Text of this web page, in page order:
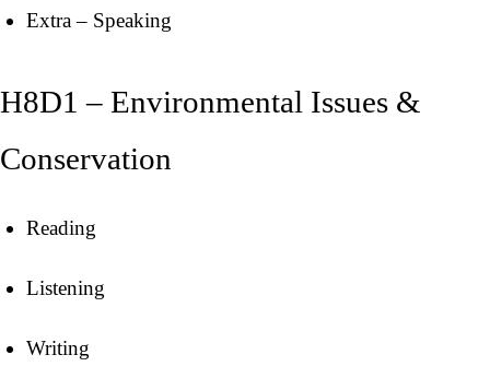
Extra – Speaking
H8D1 – Environmental Issues &
Conservation
Reading
Listening
Writing